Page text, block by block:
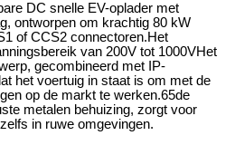
DC snelle EV-oplader met
ontworpen om krachtig 80 kW
of CCS2 connectoren.Het
van 200V tot 1000VHet
gecombineerd met IP-
het voertuig in staat is om met de
op de markt te werken.65de
metalen behuizing, zorgt voor
in ruwe omgevingen.